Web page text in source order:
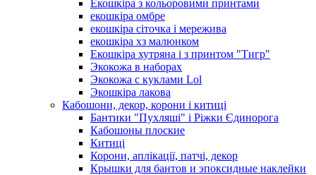
Екошкіра з кольоровими принтами
екошкіра омбре
екошкіра сіточка і мережива
екошкіра хз малюнком
Екошкіра хутряна і з принтом "Тигр"
Экокожа в наборах
Экокожа с куклами Lol
Экошкiра лакова
Кабошони, декор, корони і китиці
Бантики "Пухляші" і Ріжки Єдинорога
Кабошоны плоские
Китиці
Корони, аплікації, патчі, декор
Крышки для бантов и эпоксидные наклейки